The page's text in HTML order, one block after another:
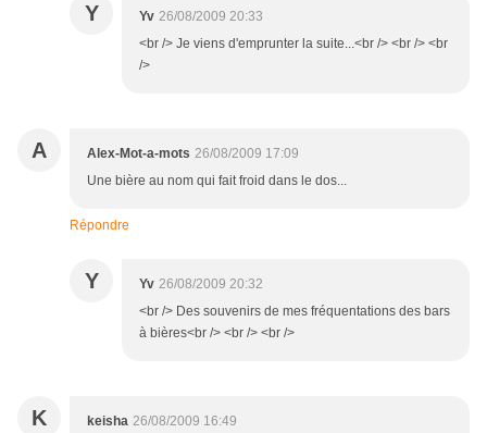
Y Yv 26/08/2009 20:33
<br /> Je viens d'emprunter la suite...<br /> <br /> <br
/>
A Alex-Mot-a-mots 26/08/2009 17:09
Une bière au nom qui fait froid dans le dos...
Répondre
Y Yv 26/08/2009 20:32
<br /> Des souvenirs de mes fréquentations des bars
à bières<br /> <br /> <br />
K keisha 26/08/2009 16:49